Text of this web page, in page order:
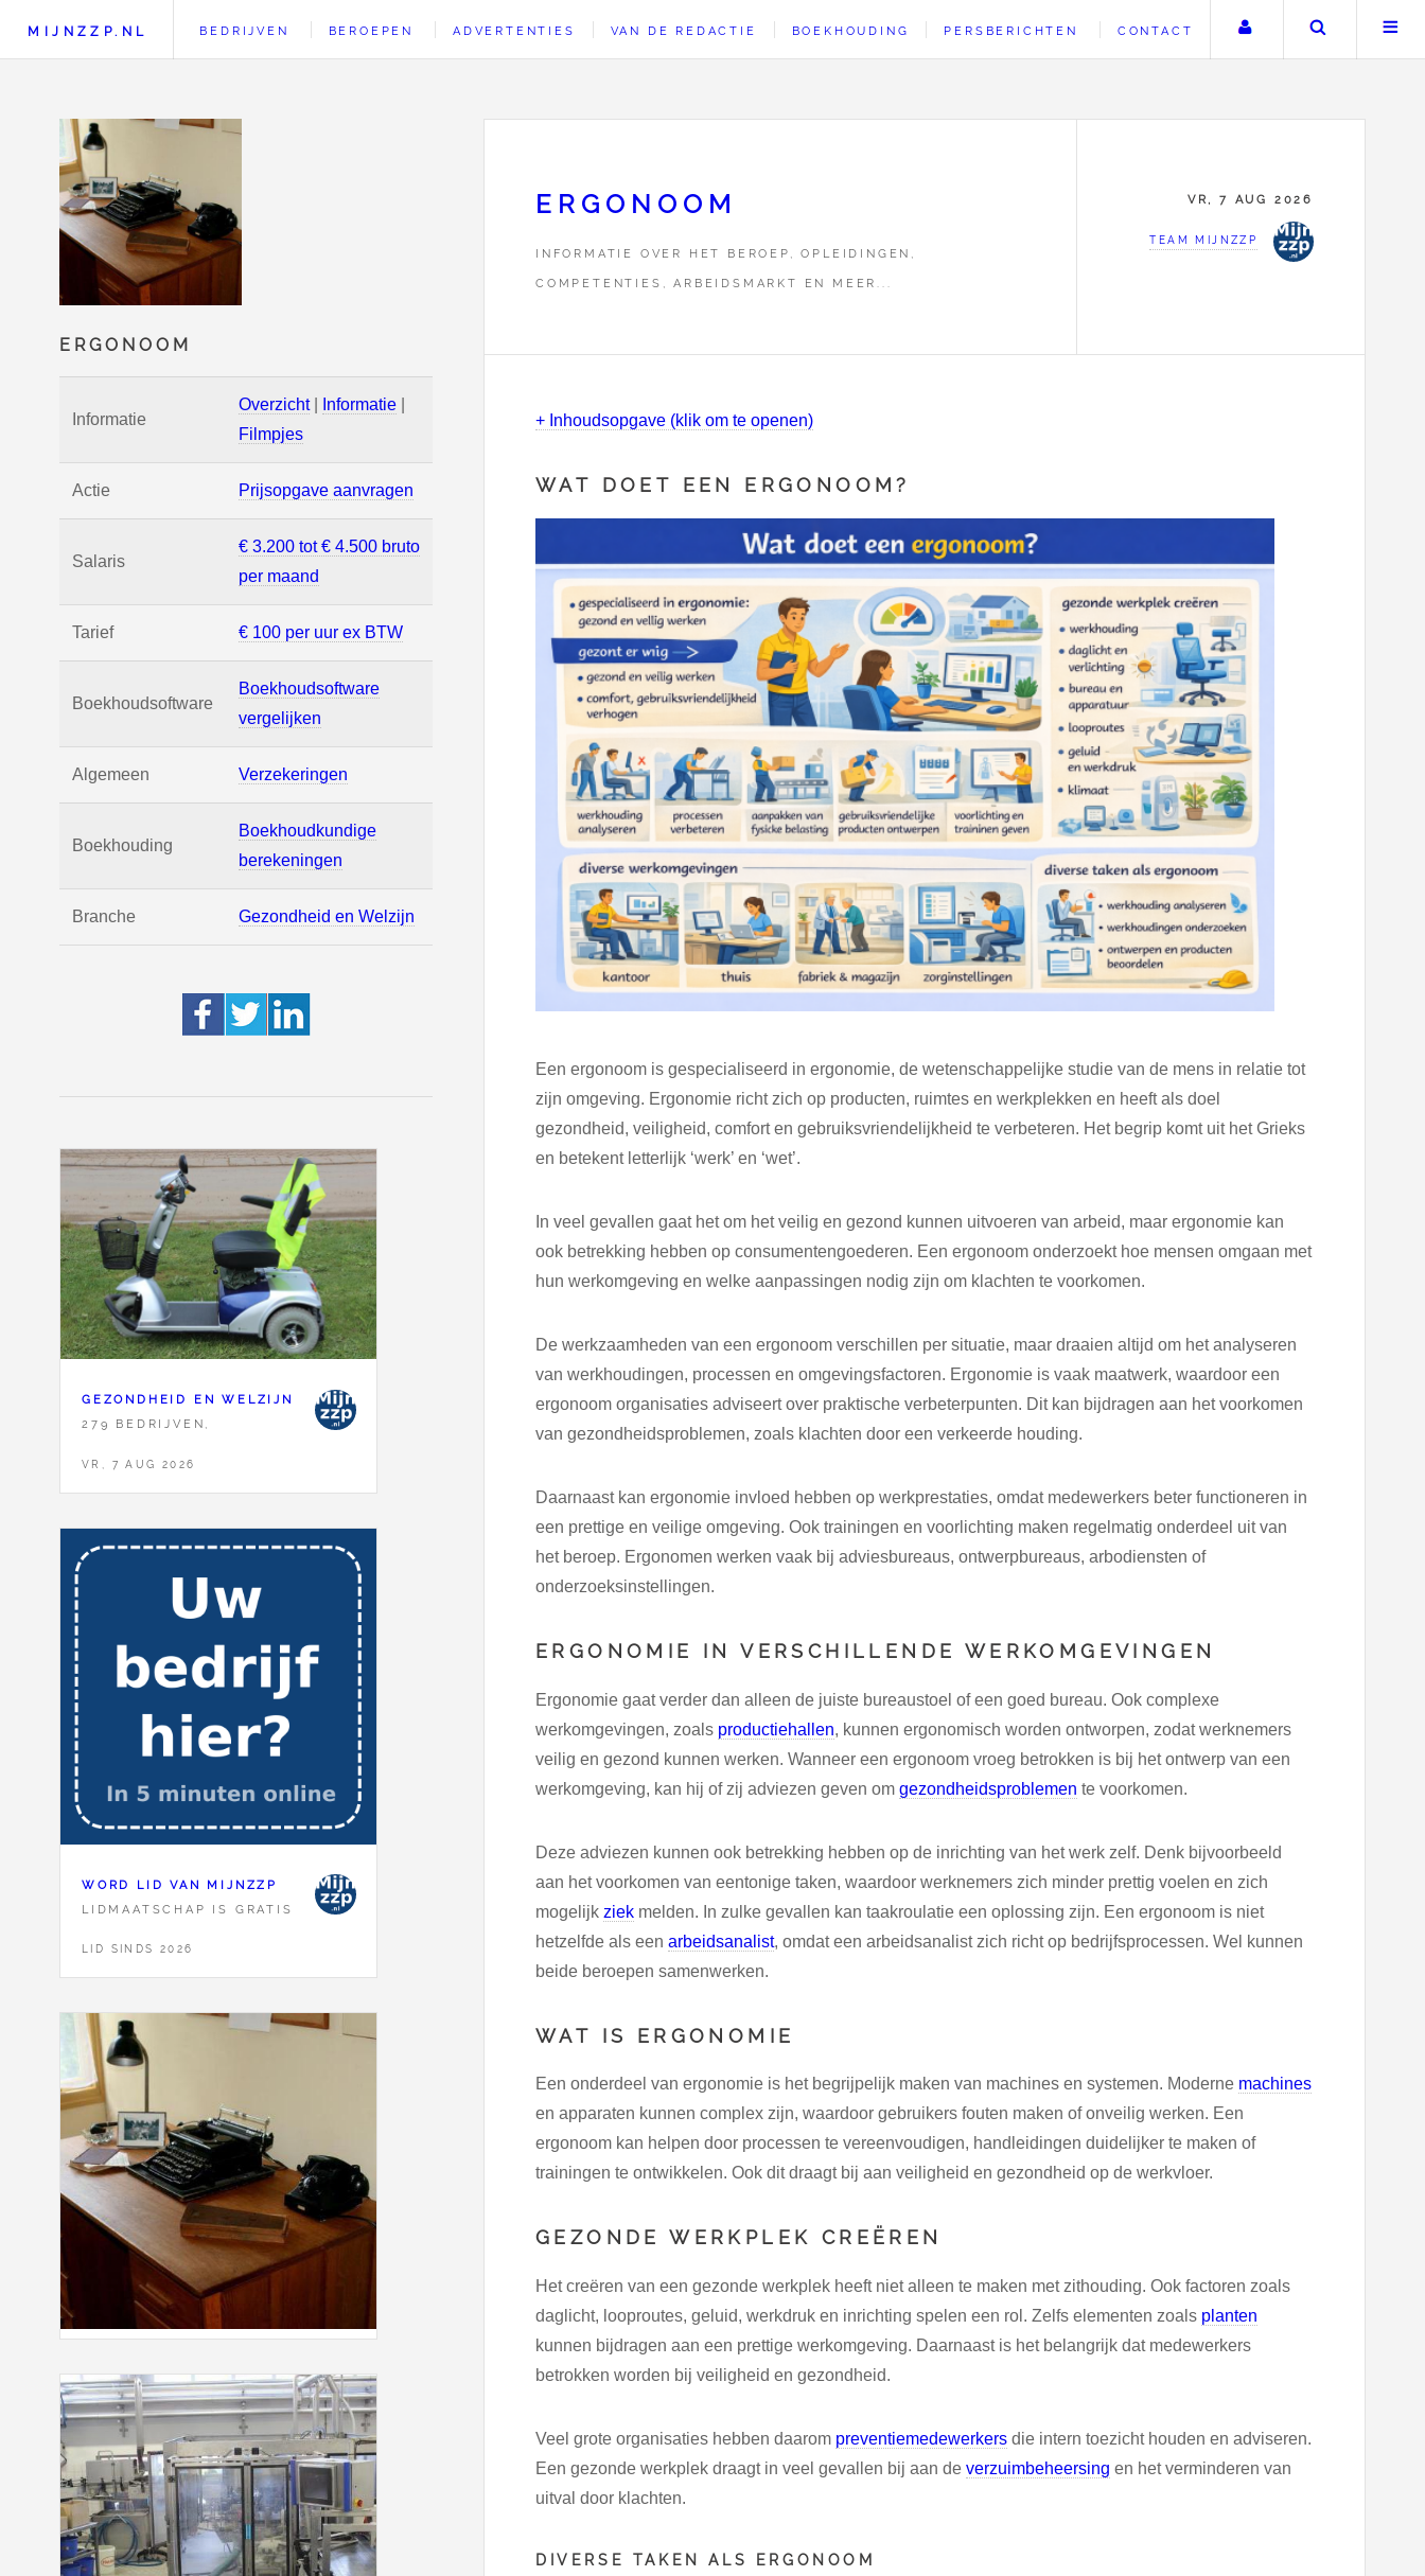
ERGONOOM
Informatie
Overzicht| Informatie
Filmpjes
Actie Prijsopgave aanvragen
Salaris
€ 3.200 tot € 4.500 bruto
per maand
Tarief € 100 per uur ex BTW
Boekhoudsoftware
Boekhoudsoftware
vergelijken
Algemeen Verzekeringen
Boekhouding
Boekhoudkundige
berekeningen
Branche Gezondheid en Welzijn
GEZONDHEID EN WELZIJN
279 BEDRIJVEN,
VR, 7 AUG 2026
WORD LID VAN MIJNZZP
LIDMAATSCHAP IS GRATIS
LID SINDS 2026
MIJNZZP.NL BEDRIJVEN BEROEPEN ADVERTENTIES VAN DE REDACTIE BOEKHOUDING PERSBERICHTEN CONTACT Uw accountZoeken
ERGONOOM
INFORMATIE OVER HET BEROEP, OPLEIDINGEN,
COMPETENTIES, ARBEIDSMARKT EN MEER...
VR, 7 AUG 2026
TEAM MIJNZZP
+ Inhoudsopgave (klik om te openen)
WAT DOET EEN ERGONOOM?
Een ergonoom is gespecialiseerd in ergonomie, de wetenschappelijke studie van de mens in relatie tot
zijn omgeving. Ergonomie richt zich op producten, ruimtes en werkplekken en heeft als doel
gezondheid, veiligheid, comfort en gebruiksvriendelijkheid te verbeteren. Het begrip komt uit het Grieks
en betekent letterlijk ‘werk’ en ‘wet’.
In veel gevallen gaat het om het veilig en gezond kunnen uitvoeren van arbeid, maar ergonomie kan
ook betrekking hebben op consumentengoederen. Een ergonoom onderzoekt hoe mensen omgaan met
hun werkomgeving en welke aanpassingen nodig zijn om klachten te voorkomen.
De werkzaamheden van een ergonoom verschillen per situatie, maar draaien altijd om het analyseren
van werkhoudingen, processen en omgevingsfactoren. Ergonomie is vaak maatwerk, waardoor een
ergonoom organisaties adviseert over praktische verbeterpunten. Dit kan bijdragen aan het voorkomen
van gezondheidsproblemen, zoals klachten door een verkeerde houding.
Daarnaast kan ergonomie invloed hebben op werkprestaties, omdat medewerkers beter functioneren in
een prettige en veilige omgeving. Ook trainingen en voorlichting maken regelmatig onderdeel uit van
het beroep. Ergonomen werken vaak bij adviesbureaus, ontwerpbureaus, arbodiensten of
onderzoeksinstellingen.
ERGONOMIE IN VERSCHILLENDE WERKOMGEVINGEN
Ergonomie gaat verder dan alleen de juiste bureaustoel of een goed bureau. Ook complexe
werkomgevingen, zoals productiehallen, kunnen ergonomisch worden ontworpen, zodat werknemers
veilig en gezond kunnen werken. Wanneer een ergonoom vroeg betrokken is bij het ontwerp van een
werkomgeving, kan hij of zij adviezen geven om gezondheidsproblemen te voorkomen.
Deze adviezen kunnen ook betrekking hebben op de inrichting van het werk zelf. Denk bijvoorbeeld
aan het voorkomen van eentonige taken, waardoor werknemers zich minder prettig voelen en zich
mogelijk ziek melden. In zulke gevallen kan taakroulatie een oplossing zijn. Een ergonoom is niet
hetzelfde als een arbeidsanalist, omdat een arbeidsanalist zich richt op bedrijfsprocessen. Wel kunnen
beide beroepen samenwerken.
WAT IS ERGONOMIE
Een onderdeel van ergonomie is het begrijpelijk maken van machines en systemen. Moderne machines
en apparaten kunnen complex zijn, waardoor gebruikers fouten maken of onveilig werken. Een
ergonoom kan helpen door processen te vereenvoudigen, handleidingen duidelijker te maken of
trainingen te ontwikkelen. Ook dit draagt bij aan veiligheid en gezondheid op de werkvloer.
GEZONDE WERKPLEK CREËREN
Het creëren van een gezonde werkplek heeft niet alleen te maken met zithouding. Ook factoren zoals
daglicht, looproutes, geluid, werkdruk en inrichting spelen een rol. Zelfs elementen zoals planten
kunnen bijdragen aan een prettige werkomgeving. Daarnaast is het belangrijk dat medewerkers
betrokken worden bij veiligheid en gezondheid.
Veel grote organisaties hebben daarom preventiemedewerkers die intern toezicht houden en adviseren.
Een gezonde werkplek draagt in veel gevallen bij aan de verzuimbeheersing en het verminderen van
uitval door klachten.
DIVERSE TAKEN ALS ERGONOOM